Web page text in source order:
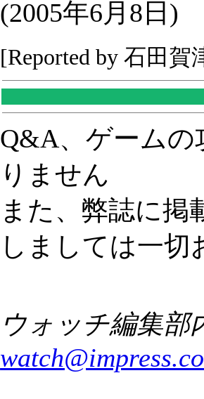
(2005年6月8日)
[Reported by 石田賀
Q&A、ゲーム
りません
また、弊誌に掲
しましては一
ウォッチ編集部